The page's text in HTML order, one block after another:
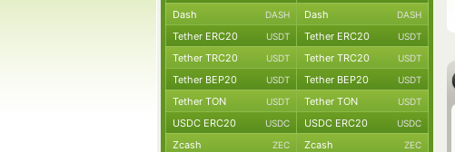
Dash DASH Dash DASH
Tether ERC20 USDT Tether ERC20 USDT
Tether TRC20 USDT Tether TRC20 USDT
Tether BEP20 USDT Tether BEP20 USDT
Tether TON USDT Tether TON USDT
USDC ERC20 USDC USDC ERC20 USDC
Zcash ZEC Zcash ZEC